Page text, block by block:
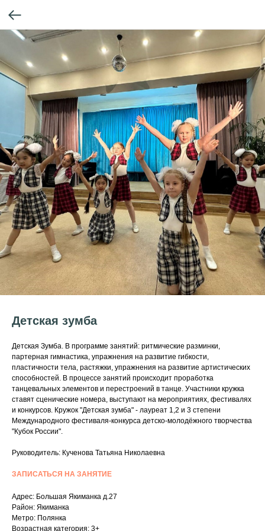
Детская зумба
Детская Зумба. В программе занятий: ритмические разминки,
партерная гимнастика, упражнения на развитие гибкости,
пластичности тела, растяжки, упражнения на развитие артистических
способностей. В процессе занятий происходит проработка
танцевальных элементов и перестроений в танце. Участники кружка
ставят сценические номера, выступают на мероприятиях, фестивалях
и конкурсов. Кружок "Детская зумба" - лауреат 1,2 и 3 степени
Международного фестиваля-конкурса детско-молодёжного творчества
"Кубок России".
Руководитель: Кученова Татьяна Николаевна
ЗАПИСАТЬСЯ НА ЗАНЯТИЕ
Адрес: Большая Якиманка д.27
Район: Якиманка
Метро: Полянка
Возрастная категория: 3+